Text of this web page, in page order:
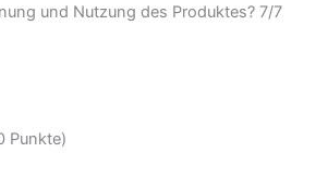
und Nutzung des Produktes? 7/7
Punkte)